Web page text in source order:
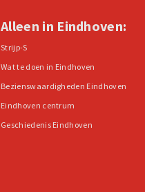
Alleen in Eindhoven:
Strijp-S
Wat te doen in Eindhoven
Bezienswaardigheden Eindhoven
Eindhoven centrum
Geschiedenis Eindhoven